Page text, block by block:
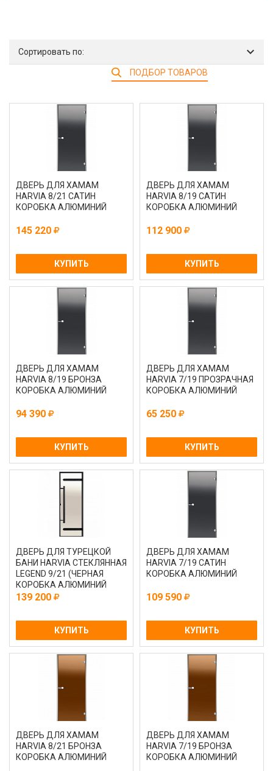
Сортировать по:
ПОДБОР ТОВАРОВ
ДВЕРЬ ДЛЯ ХАМАМ
HARVIA 8/21 САТИН
КОРОБКА АЛЮМИНИЙ
145 220
КУПИТЬ
ДВЕРЬ ДЛЯ ХАМАМ
HARVIA 8/19 САТИН
КОРОБКА АЛЮМИНИЙ
112 900
КУПИТЬ
ДВЕРЬ ДЛЯ ХАМАМ
HARVIA 8/19 БРОНЗА
КОРОБКА АЛЮМИНИЙ
94 390
КУПИТЬ
ДВЕРЬ ДЛЯ ХАМАМ
HARVIA 7/19 ПРОЗРАЧНАЯ
КОРОБКА АЛЮМИНИЙ
65 250
КУПИТЬ
ДВЕРЬ ДЛЯ ТУРЕЦКОЙ
БАНИ HARVIA СТЕКЛЯННАЯ
LEGEND 9/21 (ЧЕРНАЯ
КОРОБКА АЛЮМИНИЙ
САТИН DA92105L)
139 200
КУПИТЬ
ДВЕРЬ ДЛЯ ХАМАМ
HARVIA 7/19 САТИН
КОРОБКА АЛЮМИНИЙ
109 590
КУПИТЬ
ДВЕРЬ ДЛЯ ХАМАМ
HARVIA 8/21 БРОНЗА
КОРОБКА АЛЮМИНИЙ
ДВЕРЬ ДЛЯ ХАМАМ
HARVIA 7/19 БРОНЗА
КОРОБКА АЛЮМИНИЙ